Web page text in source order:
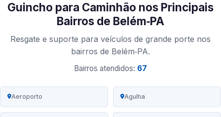
Guincho para Caminhão nos Principais
Bairros de Belém‑PA
Resgate e suporte para veículos de grande porte nos
bairros de Belém‑PA.
Bairros atendidos: 67
Aeroporto Agulha